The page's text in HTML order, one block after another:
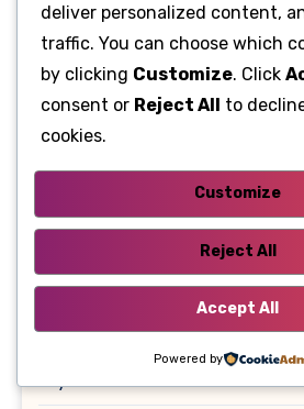
Nissan
Omoda
Peugeot
Toyota
deliver personalized content,
traffic. You can choose which
by clicking Customize. Click
consent or Reject All to
cookies.
Customize
Reject All
Accept All
Powered by